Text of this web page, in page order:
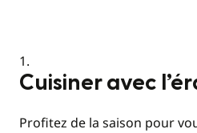
Cuisiner avec
Profitez de la saison pour